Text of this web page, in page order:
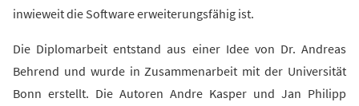
inwieweit die Software erweiterungsfähig ist.
Die Diplomarbeit entstand aus einer Idee von Dr. Andreas
Behrend und wurde in Zusammenarbeit mit der Universität
Bonn erstellt. Die Autoren Andre Kasper und Jan Philipp